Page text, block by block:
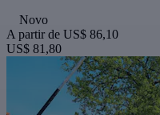
Novo
A partir de US$ 86,10
US$ 81,80